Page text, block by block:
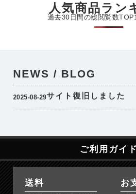
人気商品ラン
過去30日間の総閲覧数
NEWS / BLOG
2025-08-29サイト復旧しました
ご利用ガイド
送料
お